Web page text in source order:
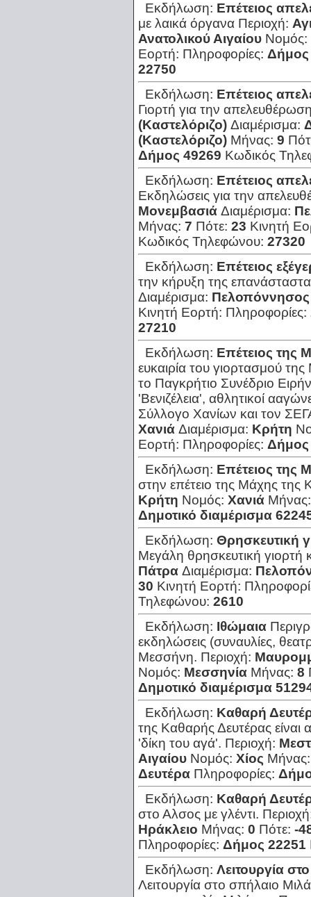
Εκδήλωση: Επέτειος
με λαικά όργανα Περιοχή:
Ανατολικού Αιγαίου Νομός:
Εορτή: Πληροφορίες: Δήμος
22750
Εκδήλωση: Επέτειος
Γιορτή για την
(Καστελόριζο) Διαμέρισμα:
(Καστελόριζο) Μήνας: 9
Δήμος 49269 Κωδικός
Εκδήλωση: Επέτειος
Εκδηλώσεις για την
Μονεμβασιά Διαμέρισμα:
Μήνας: 7 Πότε: 23 Κινητή
Κωδικός Τηλεφώνου: 27320
Εκδήλωση: Επέτειος
την κήρυξη της
Διαμέρισμα: Πελοπόννησος
Κινητή Εορτή: Πληροφορίες:
27210
Εκδήλωση: Επέτειος της
ευκαιρία του γιορτασμού
το Παγκρήτιο Συνέδριο
'Βενιζέλεια', αθλητικοί
Σύλλογο Χανίων και τον
Χανιά Διαμέρισμα: Κρήτη
Εορτή: Πληροφορίες: Δήμος
Εκδήλωση: Επέτειος της
στην επέτειο της Μάχης της
Κρήτη Νομός: Χανιά
Δημοτικό διαμέρισμα
Εκδήλωση: Θρησκευτική
Μεγάλη θρησκευτική γιορτή
Πάτρα Διαμέρισμα:
30 Κινητή Εορτή:
Τηλεφώνου: 2610
Εκδήλωση: Ιθώμαια
εκδηλώσεις (συναυλίες,
Μεσσήνη. Περιοχή:
Νομός: Μεσσηνία Μήνας: 8
Δημοτικό διαμέρισμα
Εκδήλωση: Καθαρή
της Καθαρής Δευτέρας
'δίκη του αγά'. Περιοχή:
Αιγαίου Νομός: Χίος
Δευτέρα Πληροφορίες:
Εκδήλωση: Καθαρή
στο Αλσος με γλέντι.
Ηράκλειο Μήνας: 0 Πότε: -
Πληροφορίες: Δήμος 22251
Εκδήλωση: Λειτουργία
Λειτουργία στο σπήλαιο